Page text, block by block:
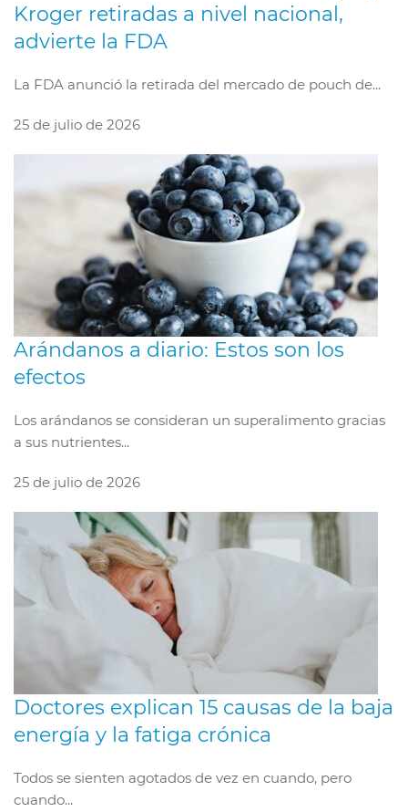
Kroger retiradas a nivel nacional,
advierte la FDA
La FDA anunció la retirada del mercado de pouch de...
25 de julio de 2026
Arándanos a diario: Estos son los
efectos
Los arándanos se consideran un superalimento gracias
a sus nutrientes...
25 de julio de 2026
Doctores explican 15 causas de la baja
energía y la fatiga crónica
Todos se sienten agotados de vez en cuando, pero
cuando...